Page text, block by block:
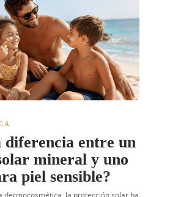
diferencia entre un
mineral y uno
piel sensible?